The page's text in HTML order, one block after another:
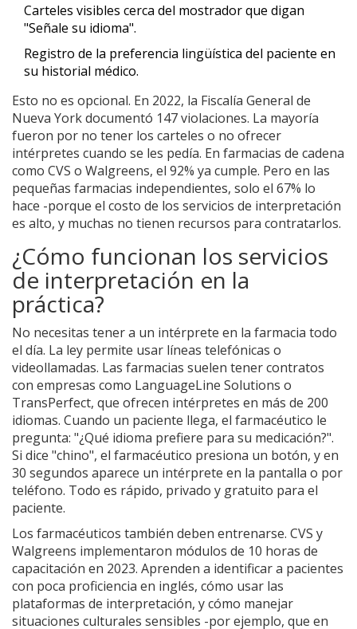
Carteles visibles cerca del mostrador que digan
"Señale su idioma".
Registro de la preferencia lingüística del paciente en
su historial médico.
Esto no es opcional. En 2022, la Fiscalía General de
Nueva York documentó 147 violaciones. La mayoría
fueron por no tener los carteles o no ofrecer
intérpretes cuando se les pedía. En farmacias de cadena
como CVS o Walgreens, el 92% ya cumple. Pero en las
pequeñas farmacias independientes, solo el 67% lo
hace -porque el costo de los servicios de interpretación
es alto, y muchas no tienen recursos para contratarlos.
¿Cómo funcionan los servicios
de interpretación en la
práctica?
No necesitas tener a un intérprete en la farmacia todo
el día. La ley permite usar líneas telefónicas o
videollamadas. Las farmacias suelen tener contratos
con empresas como LanguageLine Solutions o
TransPerfect, que ofrecen intérpretes en más de 200
idiomas. Cuando un paciente llega, el farmacéutico le
pregunta: "¿Qué idioma prefiere para su medicación?".
Si dice "chino", el farmacéutico presiona un botón, y en
30 segundos aparece un intérprete en la pantalla o por
teléfono. Todo es rápido, privado y gratuito para el
paciente.
Los farmacéuticos también deben entrenarse. CVS y
Walgreens implementaron módulos de 10 horas de
capacitación en 2023. Aprenden a identificar a pacientes
con poca proficiencia en inglés, cómo usar las
plataformas de interpretación, y cómo manejar
situaciones culturales sensibles -por ejemplo, que en